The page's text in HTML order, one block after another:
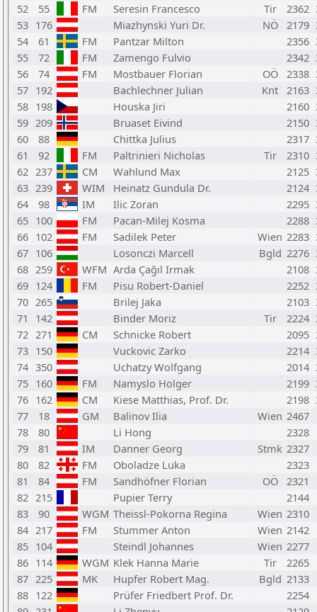
52
55 FM Seresin Francesco Tir 2362
53 176 Miazhynski Yuri Dr. NÖ 2179
54
61 FM Pantzar Milton 2356
55
72 FM Zamengo Fulvio 2342
56
74 FM Mostbauer Florian OÖ 2338
57 192 Bachlechner Julian Knt 2163
58 198 Houska Jiri 2160
59 209 Bruaset Eivind 2150
60
88 Chittka Julius 2317
61
92 FM Paltrinieri Nicholas Tir 2310
62 237 CM Wahlund Max 2125
63 239 WIM Heinatz Gundula Dr. 2124
64
98 IM Ilic Zoran 2295
65 100 FM Pacan-Milej Kosma 2288
66 102 FM Sadilek Peter Wien 2283
67 106 Losonczi Marcell Bgld 2276
68 259 WFM Arda Çağıl Irmak 2108
69 124 FM Pisu Robert-Daniel 2252
70 265 Brilej Jaka 2103
71
142 Binder Moriz Tir 2224
72 271 CM Schnicke Robert 2095
73 150 Vuckovic Zarko 2214
74 350 Uchatzy Wolfgang 2014
75 160 FM Namyslo Holger 2199
76 162 CM Kiese Matthias, Prof. Dr. 2198
77
18 GM Balinov Ilia Wien 2467
78
80 Li Hong
2328
79
81 IM Danner Georg Stmk 2327
80
82 FM Oboladze Luka
2323
81
84 FM Sandhöfner Florian OÖ
2321
82 215 Pupier Terry
2144
83
90 WGM Theissl-Pokorna Regina Wien 2310
84 217 FM Stummer Anton Wien 2142
85 104 Steindl Johannes Wien 2277
86 114 WGM Klek Hanna Marie Tir
2265
87 225 MK Hupfer Robert Mag. Bgld 2133
88 122 Prüfer Friedbert Prof. Dr.
2254